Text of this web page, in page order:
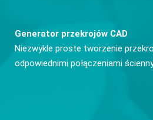
Generator przekrojów CAD
Niezwykle proste tworzenie
odpowiednimi połączeniami